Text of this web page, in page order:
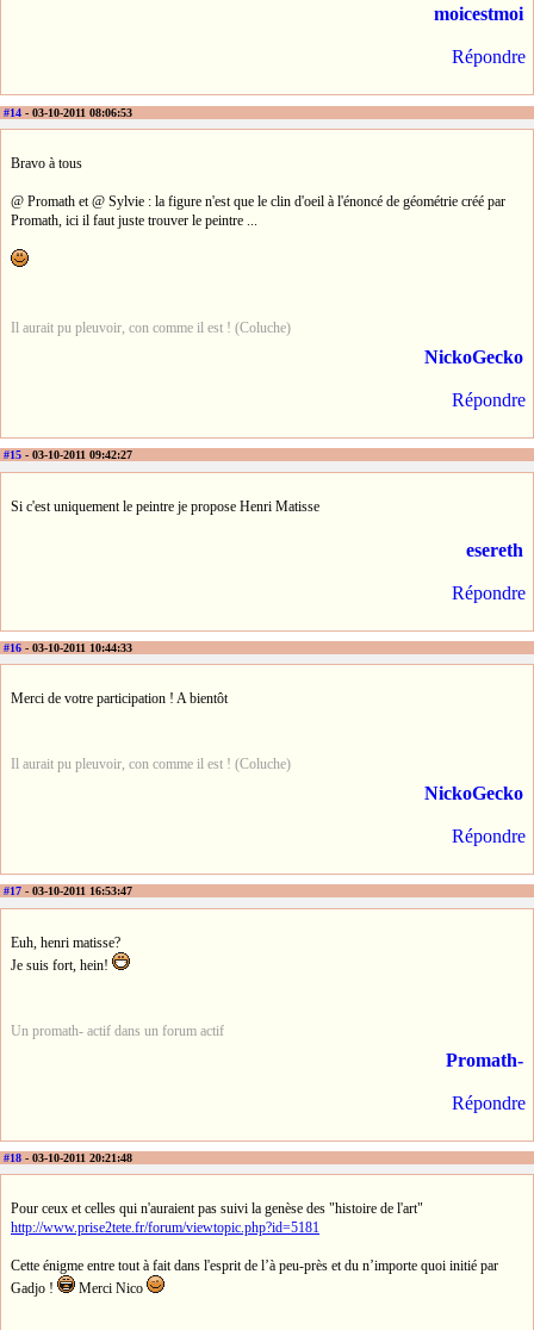
moicestmoi
Répondre
#14 - 03-10-2011 08:06:53
Bravo à tous
@ Promath et @ Sylvie : la figure n'est que le clin d'oeil à l'énoncé de géométrie créé par
Promath, ici il faut juste trouver le peintre ...
Il aurait pu pleuvoir, con comme il est ! (Coluche)
NickoGecko
Répondre
#15 - 03-10-2011 09:42:27
Si c'est uniquement le peintre je propose Henri Matisse
esereth
Répondre
#16 - 03-10-2011 10:44:33
Merci de votre participation ! A bientôt
Il aurait pu pleuvoir, con comme il est ! (Coluche)
NickoGecko
Répondre
#17 - 03-10-2011 16:53:47
Euh, henri matisse?
Je suis fort, hein!
Un promath- actif dans un forum actif
Promath-
Répondre
#18 - 03-10-2011 20:21:48
Pour ceux et celles qui n'auraient pas suivi la genèse des "histoire de l'art"
http://www.prise2tete.fr/forum/viewtopic.php?id=5181
Cette énigme entre tout à fait dans l'esprit de l’à peu-près et du n’importe quoi initié par
Gadjo !
Merci Nico